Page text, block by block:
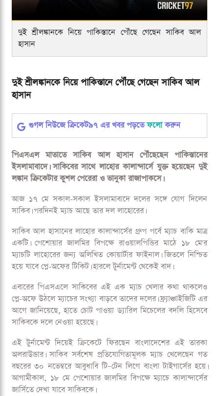
দুই শ্রীলঙ্কানকে নিয়ে পাকিস্তানে পৌঁছে গেছেন সাকিব আল
হাসান
দুই শ্রীলঙ্কানকে নিয়ে পাকিস্তানে পৌঁছে গেছেন সাকিব আল
হাসান
গুগল নিউজে ক্রিকেট৯৭ এর খবর পড়তেফলোকরুন
পিএসএল মাতাতে সাকিব আল হাসান পৌঁছেছেন পাকিস্তানের
ইসলামাবাদে। সাকিবের সাথে লাহোর কালান্দার্সে যুক্ত হয়েছেন দুই
লঙ্কান ক্রিকেটার কুশল পেরেরা ও ভানুকা রাজাপাকসে।
আজ ১৭ মে সকাল-সকাল ইসলামাবাদে দলের সঙ্গে যোগ দিলেন
সাকিব। পরদিনই ম্যাচ আছে তার দল লাহোরের।
সাকিব আল হাসানের লাহোর কালান্দার্সের গ্রুপ পর্বে ম্যাচ বাকি মাত্র
একটি। পেশোয়ার জালমির বিপক্ষে রাওয়ালপিন্ডির মাঠে ১৮ মে'র
ম্যাচটি লাহোরের জন্য অলিখিত কোয়ার্টার ফাইনাল। জিতলে নিশ্চিত
হয়ে যাবে প্লে-অফের টিকিট। হারলে টুর্নামেন্ট থেকেই বাদ।
এবারের পিএসএলে সাকিবের এই এক ম্যাচ খেলার কথা থাকলেও
প্লে-অফে উঠলে ম্যাচের সংখ্যা বাড়বে তাদের দলের। ফ্র্যাঞ্চাইজিটি এর
আগে জানিয়েছে, হাতে চোট পাওয়া ড্যারিল মিচেলের বদলি হিসেবে
সাকিবকে দলে নেওয়া হয়েছে।
এই টুর্নামেন্ট দিয়েই ক্রিকেটে ফিরছেন বাংলাদেশের এই তারকা
অলরাউন্ডার। সাকিব সর্বশেষ প্রতিযোগিতামূলক ম্যাচ খেলেছেন গত
বছরের ৩০ নভেম্বরে আবুধাবি টি–টেন লিগে বাংলা টাইগার্সের হয়ে।
আগামীকাল, ১৮ মে পেশোয়ার জালমির বিপক্ষে ম্যাচে কালান্দার্সের
জার্সিতে দেখা যাবে সাকিবকে।